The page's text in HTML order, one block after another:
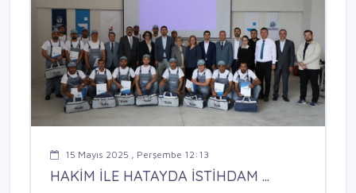
15 Mayıs 2025 , Perşembe 12:13
HAKİM İLE HATAYDA İSTİHDAM ...